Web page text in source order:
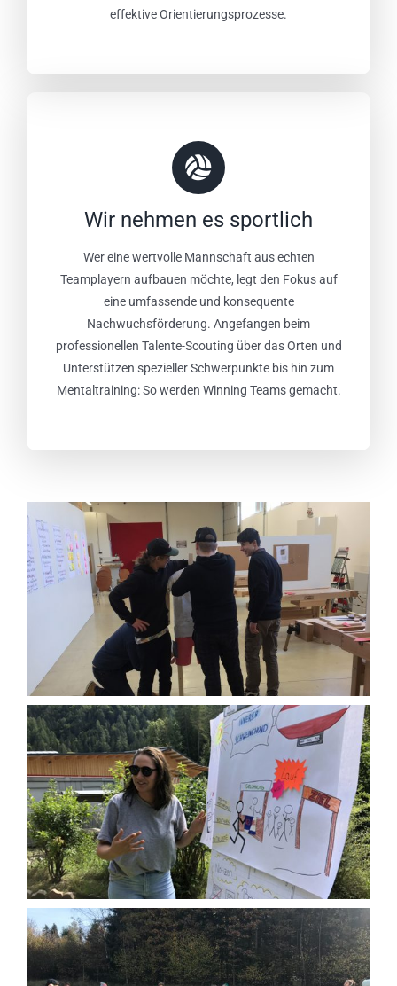
effektive Orientierungsprozesse.
Wir nehmen es sportlich
Wer eine wertvolle Mannschaft aus echten
Teamplayern aufbauen möchte, legt den Fokus auf
eine umfassende und konsequente
Nachwuchsförderung. Angefangen beim
professionellen Talente-Scouting über das Orten und
Unterstützen spezieller Schwerpunkte bis hin zum
Mentaltraining: So werden Winning Teams gemacht.